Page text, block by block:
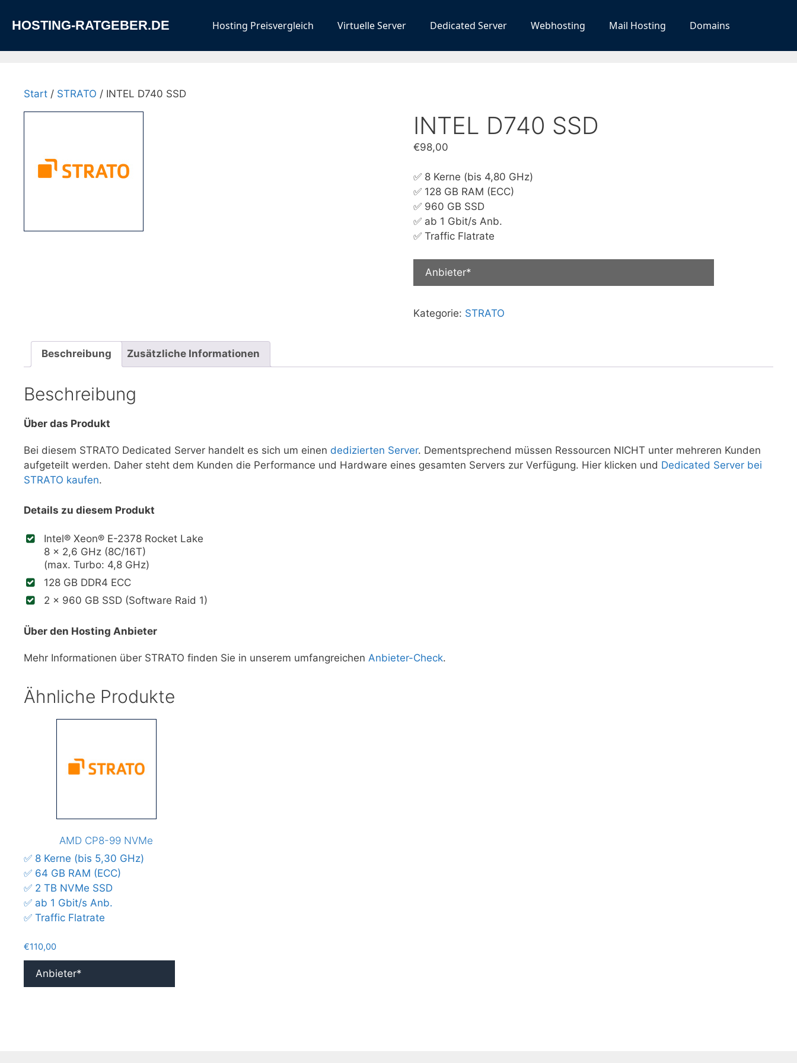
InhaltHOSTING-RATGEBER.DE Hosting Preisvergleich Virtuelle Server Dedicated Server Webhosting Mail Hosting Domains
Start / STRATO / INTEL D740 SSD
INTEL D740 SSD
€98,00
✅ 8 Kerne (bis 4,80 GHz)
✅ 128 GB RAM (ECC)
✅ 960 GB SSD
✅ ab 1 Gbit/s Anb.
✅ Traffic Flatrate
Anbieter*
Kategorie: STRATO
Beschreibung Zusätzliche Informationen
Beschreibung
Über das Produkt
Bei diesem STRATO Dedicated Server handelt es sich um einen dedizierten Server. Dementsprechend müssen Ressourcen NICHT unter mehreren Kunden
aufgeteilt werden. Daher steht dem Kunden die Performance und Hardware eines gesamten Servers zur Verfügung. Hier klicken und Dedicated Server bei
STRATO kaufen.
Details zu diesem Produkt
Intel® Xeon® E-2378 Rocket Lake
8 x 2,6 GHz (8C/16T)
(max. Turbo: 4,8 GHz)
128 GB DDR4 ECC
2 x 960 GB SSD (Software Raid 1)
Über den Hosting Anbieter
Mehr Informationen über STRATO finden Sie in unserem umfangreichen Anbieter-Check.
Ähnliche Produkte
AMD CP8-99 NVMe
✅ 8 Kerne (bis 5,30 GHz)
✅ 64 GB RAM (ECC)
✅ 2 TB NVMe SSD
✅ ab 1 Gbit/s Anb.
✅ Traffic Flatrate
€110,00
Anbieter*